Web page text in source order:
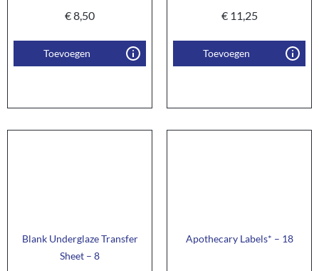
€8,50
Toevoegen
€11,25
Toevoegen
Blank Underglaze Transfer
Sheet – 8
Apothecary Labels* – 18